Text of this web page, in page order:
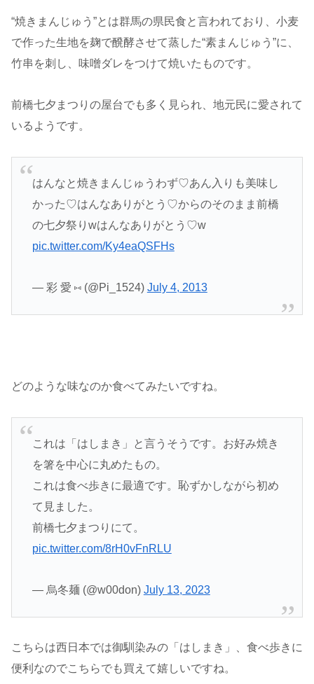
“焼きまんじゅう”とは群馬の県民食と言われており、小麦
で作った生地を麹で醗酵させて蒸した“素まんじゅう”に、
竹串を刺し、味噌ダレをつけて焼いたものです。
前橋七夕まつりの屋台でも多く見られ、地元民に愛されて
いるようです。
はんなと焼きまんじゅうわず♡あん入りも美味し
かった♡はんなありがとう♡からのそのまま前橋
の七夕祭りwはんなありがとう♡w
pic.twitter.com/Ky4eaQSFHs
— 彩 愛 ⑅ (@Pi_1524) July 4, 2013
どのような味なのか食べてみたいですね。
これは「はしまき」と言うそうです。お好み焼き
を箸を中心に丸めたもの。
これは食べ歩きに最適です。恥ずかしながら初め
て見ました。
前橋七夕まつりにて。
pic.twitter.com/8rH0vFnRLU
— 烏冬麺 (@w00don) July 13, 2023
こちらは西日本では御馴染みの「はしまき」、食べ歩きに
便利なのでこちらでも買えて嬉しいですね。